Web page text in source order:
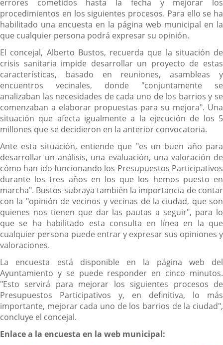
errores cometidos hasta la fecha y mejorar los
procedimientos en los siguientes procesos. Para ello se ha
habilitado una encuesta en la página web municipal en la
que cualquier persona podrá expresar su opinión.
El concejal, Alberto Bustos, recuerda que la situación de
crisis sanitaria impide desarrollar un proyecto de estas
características, basado en reuniones, asambleas y
encuentros vecinales, donde "conjuntamente se
analizaban las necesidades de cada uno de los barrios y se
comenzaban a elaborar propuestas para su mejora". Una
situación que afecta igualmente a la ejecución de los 5
millones que se decidieron en la anterior convocatoria.
Ante esta situación, entiende que "es un buen año para
desarrollar un análisis, una evaluación, una valoración de
cómo han ido funcionando los Presupuestos Participativos
durante los tres años en los que los hemos puesto en
marcha". Bustos subraya también la importancia de contar
con la "opinión de vecinos y vecinas de la ciudad, que son
quienes nos tienen que dar las pautas a seguir", para lo
que se ha habilitado esta consulta en línea en la que
cualquier persona puede entrar y expresar sus opiniones y
valoraciones.
La encuesta está disponible en la página web del
Ayuntamiento y se puede responder en cinco minutos.
"Esto servirá para mejorar los siguientes procesos de
Presupuestos Participativos y, en definitiva, lo más
importante, mejorar cada uno de los barrios de la ciudad",
concluye el concejal.
Enlace a la encuesta en la web municipal: